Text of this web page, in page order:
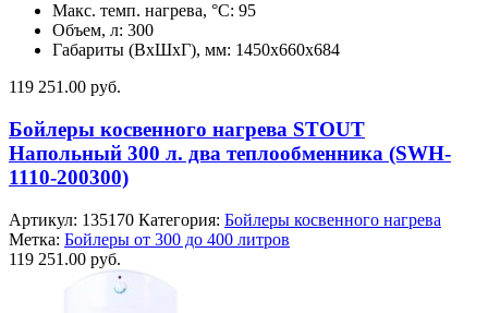
Макс. темп. нагрева, °С: 95
Объем, л: 300
Габариты (ВхШхГ), мм: 1450х660х684
119 251.00 руб.
Бойлеры косвенного нагрева STOUT
Напольный 300 л. два теплообменника (SWH-
1110-200300)
Артикул: 135170 Категория: Бойлеры косвенного нагрева
Метка: Бойлеры от 300 до 400 литров
119 251.00 руб.